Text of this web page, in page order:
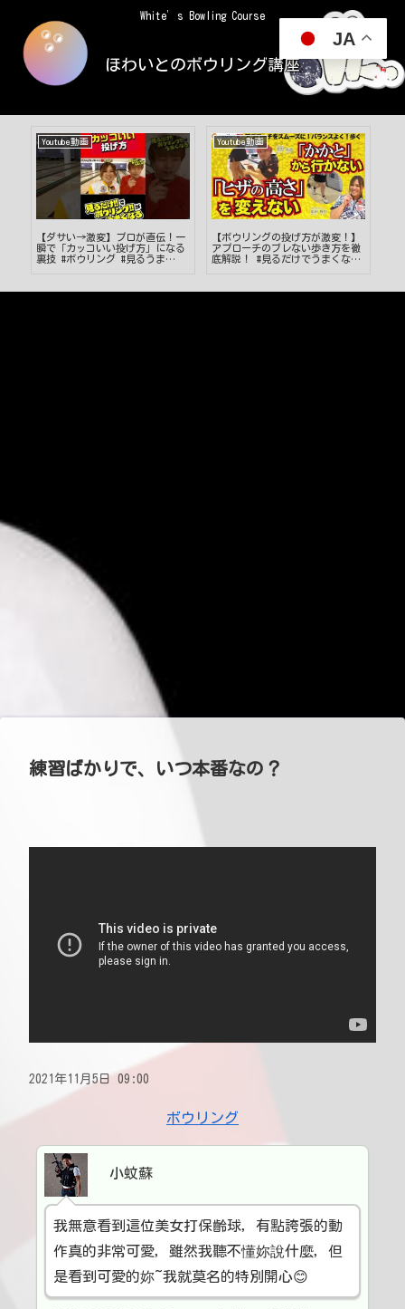
White’s Bowling Course
ほわいとのボウリング講座
Youtube動画
【ダサい→激変】プロが直伝！一
瞬で「カッコいい投げ方」になる
裏技 #ボウリング #見るうま
Youtube動画
【ボウリングの投げ方が激変！】
アプローチのブレない歩き方を徹
底解説！ #見るだけでうまくなる
練習ばかりで、いつ本番なの？
2021年11月5日 09:00
ボウリング
小蚊蘇
我無意看到這位美女打保齡球，有點誇張的動
作真的非常可愛，雖然我聽不懂妳說什麼，但
是看到可愛的妳~我就莫名的特別開心😊
JA